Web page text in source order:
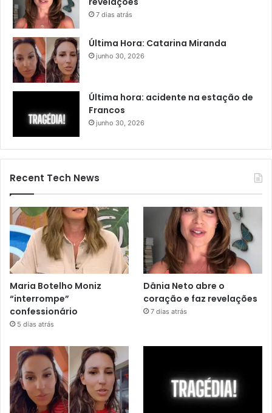
7 dias atrás
Última Hora: Catarina Miranda
junho 30, 2026
Última hora: acidente na estação de
Francos
junho 30, 2026
Recent Tech News
Maria Botelho Moniz
“interrompe”
confessionário
5 dias atrás
Dânia Neto abre o
coração e faz revelações
7 dias atrás